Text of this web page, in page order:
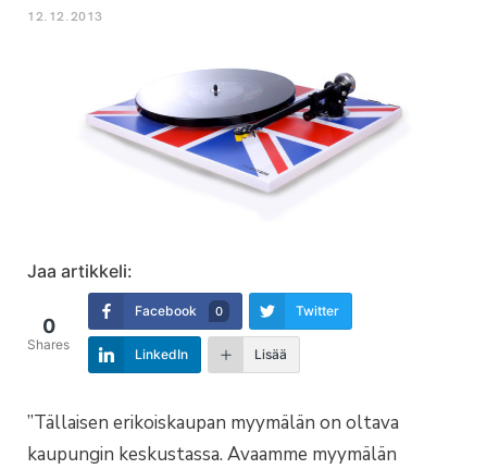
12.12.2013
Jaa artikkeli:
0
Shares
Facebook 0 Twitter
LinkedIn Lisää
”Tällaisen erikoiskaupan myymälän on oltava
kaupungin keskustassa. Avaamme myymälän